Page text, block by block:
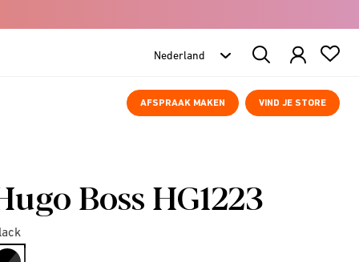
Search
Products
AFSPRAAK MAKEN VIND JE STORE
Boss HG1223